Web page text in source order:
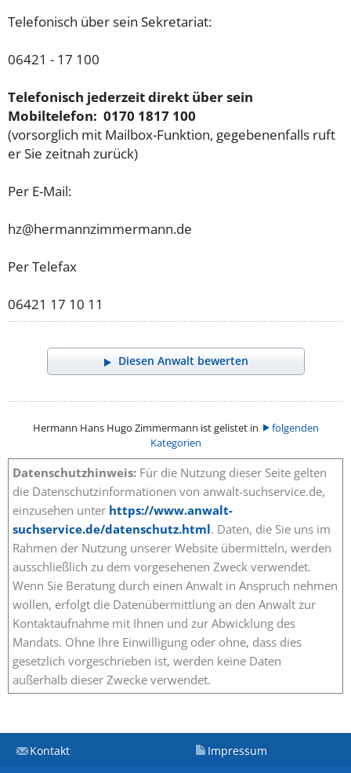
Telefonisch über sein Sekretariat:
06421 - 17 100
Telefonisch jederzeit direkt über sein
Mobiltelefon: 0170 1817 100
(vorsorglich mit Mailbox-Funktion, gegebenenfalls ruft
er Sie zeitnah zurück)
Per E-Mail:
hz@hermannzimmermann.de
Per Telefax
06421 17 10 11
Diesen Anwalt bewerten
Hermann Hans Hugo Zimmermann ist gelistet in
folgenden
Kategorien
Datenschutzhinweis: Für die Nutzung dieser Seite gelten
die Datenschutzinformationen von anwalt-suchservice.de,
einzusehen unter https://www.anwalt-
suchservice.de/datenschutz.html. Daten, die Sie uns im
Rahmen der Nutzung unserer Website übermitteln, werden
ausschließlich zu dem vorgesehenen Zweck verwendet.
Wenn Sie Beratung durch einen Anwalt in Anspruch nehmen
wollen, erfolgt die Datenübermittlung an den Anwalt zur
Kontaktaufnahme mit Ihnen und zur Abwicklung des
Mandats. Ohne Ihre Einwilligung oder ohne, dass dies
gesetzlich vorgeschrieben ist, werden keine Daten
außerhalb dieser Zwecke verwendet.
Kontakt Impressum